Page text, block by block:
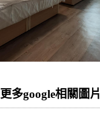
更多google相關圖片